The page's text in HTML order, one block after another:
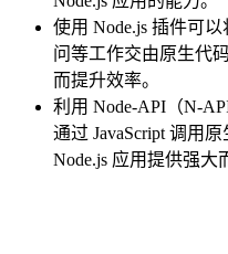
使用 Node.js 插件可
问等工作交由原生代
而提升效率。
利用 Node-API（N-
通过 JavaScript 调用
Node.js 应用提供强大